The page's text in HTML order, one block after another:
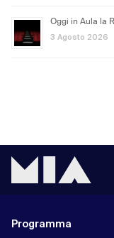
Oggi in Aula la
3 Agosto 2026
Programma